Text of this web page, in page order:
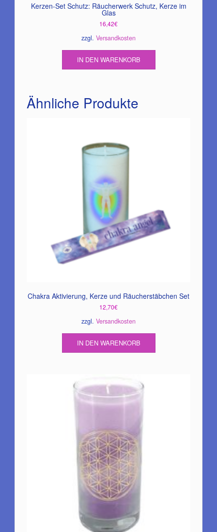
Kerzen-Set Schutz: Räucherwerk Schutz, Kerze im
Glas
16,42€
zzgl. Versandkosten
IN DEN WARENKORB
Ähnliche Produkte
Chakra Aktivierung, Kerze und Räucherstäbchen Set
12,70€
zzgl. Versandkosten
IN DEN WARENKORB